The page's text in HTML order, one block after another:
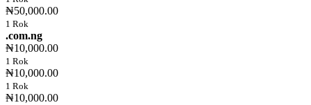
₦50,000.00
1 Rok
.com.ng
₦10,000.00
1 Rok
₦10,000.00
1 Rok
₦10,000.00